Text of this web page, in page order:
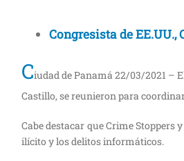
Congresista de
Ciudad de Panamá 22/03/2021 –
Castillo, se reunieron para
Cabe destacar que Crime Stoppers
ilícito y los delitos informáticos.